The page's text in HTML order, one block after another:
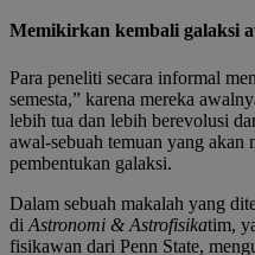
Memikirkan kembali galaksi
Para peneliti secara informal
semesta,” karena mereka
lebih tua dan lebih berevolusi
awal-sebuah temuan yang akan
pembentukan galaksi.
Dalam sebuah makalah yang
di Astronomi & Astrofisikatim,
fisikawan dari Penn State,